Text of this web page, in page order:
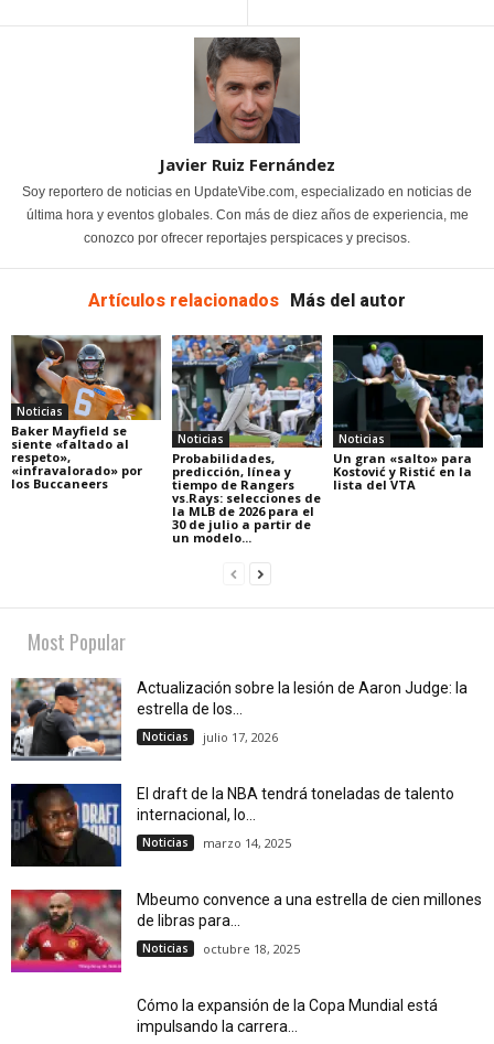
Javier Ruiz Fernández
Soy reportero de noticias en UpdateVibe.com, especializado en noticias de
última hora y eventos globales. Con más de diez años de experiencia, me
conozco por ofrecer reportajes perspicaces y precisos.
Artículos relacionados Más del autor
Noticias
Baker Mayfield se
siente «faltado al
respeto»,
«infravalorado» por
los Buccaneers
Noticias
Probabilidades,
predicción, línea y
tiempo de Rangers
vs.Rays: selecciones de
la MLB de 2026 para el
30 de julio a partir de
un modelo...
Noticias
Un gran «salto» para
Kostović y Ristić en la
lista del VTA
Most Popular
Actualización sobre la lesión de Aaron Judge: la
estrella de los...
Noticias julio 17, 2026
El draft de la NBA tendrá toneladas de talento
internacional, lo...
Noticias marzo 14, 2025
Mbeumo convence a una estrella de cien millones
de libras para...
Noticias octubre 18, 2025
Cómo la expansión de la Copa Mundial está
impulsando la carrera...